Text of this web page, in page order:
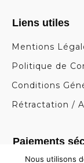
Liens utiles
Mentions
Politique de
Conditions
Rétractation /
Paiements
Nous utilisons